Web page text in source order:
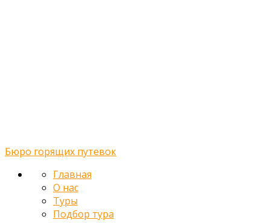
Бюро горящих путевок
Главная
О нас
Туры
Подбор тура